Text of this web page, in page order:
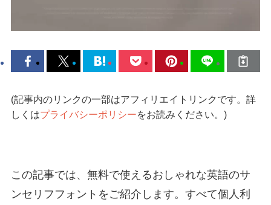
(記事内のリンクの一部はアフィリエイトリンクです。詳
しくはプライバシーポリシーをお読みください。)
この記事では、無料で使えるおしゃれな英語のサ
ンセリフフォントをご紹介します。すべて個人利